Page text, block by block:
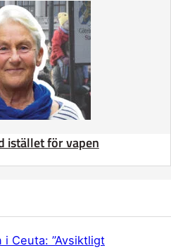
istället för vapen
Ceuta: ”Avsiktligt